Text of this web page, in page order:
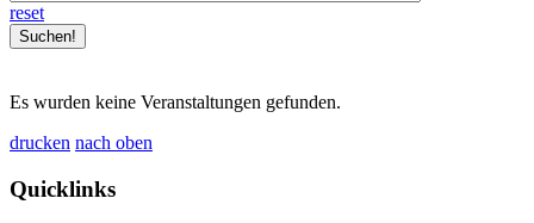
reset
Es wurden keine Veranstaltungen gefunden.
drucken nach oben
Quicklinks